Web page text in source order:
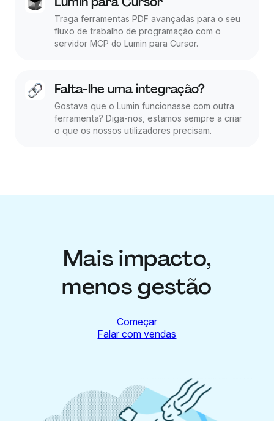
Traga ferramentas PDF avançadas para o seu
fluxo de trabalho de programação com o
servidor MCP do Lumin para Cursor.
Falta-lhe uma integração?
Gostava que o Lumin funcionasse com outra
ferramenta? Diga-nos, estamos sempre a criar
o que os nossos utilizadores precisam.
Mais impacto,
menos gestão
Começar
Falar com vendas